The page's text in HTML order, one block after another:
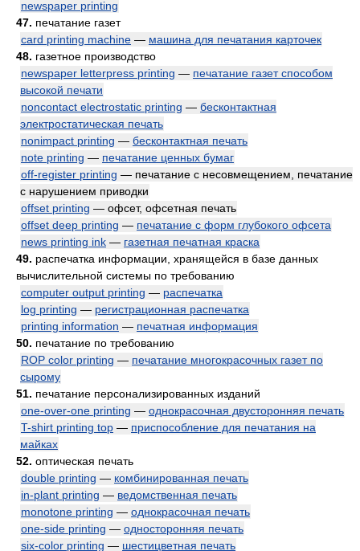
newspaper printing
47. печатание газет
card printing machine — машина для печатания карточек
48. газетное производство
newspaper letterpress printing — печатание газет способом
высокой печати
noncontact electrostatic printing — бесконтактная
электростатическая печать
nonimpact printing — бесконтактная печать
note printing — печатание ценных бумаг
off-register printing — печатание с несовмещением, печатание
с нарушением приводки
offset printing — офсет, офсетная печать
offset deep printing — печатание с форм глубокого офсета
news printing ink — газетная печатная краска
49. распечатка информации, хранящейся в базе данных
вычислительной системы по требованию
computer output printing — распечатка
log printing — регистрационная распечатка
printing information — печатная информация
50. печатание по требованию
ROP color printing — печатание многокрасочных газет по
сырому
51. печатание персонализированных изданий
one-over-one printing — однокрасочная двусторонняя печать
T-shirt printing top — приспособление для печатания на
майках
52. оптическая печать
double printing — комбинированная печать
in-plant printing — ведомственная печать
monotone printing — однокрасочная печать
one-side printing — односторонняя печать
six-color printing — шестицветная печать